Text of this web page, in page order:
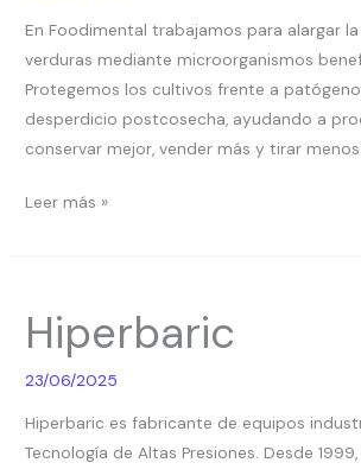
En Foodimental trabajamos para alargar
verduras mediante microorganismos
Protegemos los cultivos frente a
desperdicio postcosecha, ayudando a
conservar mejor, vender más y tirar menos.
Leer más »
Hiperbaric
23/06/2025
Hiperbaric es fabricante de equipos
Tecnología de Altas Presiones. Desde